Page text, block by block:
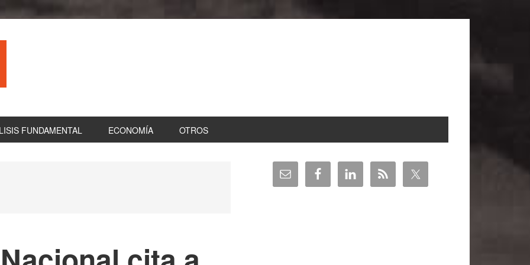
FUNDAMENTAL ECONOMÍA OTROS
Barra
lateral